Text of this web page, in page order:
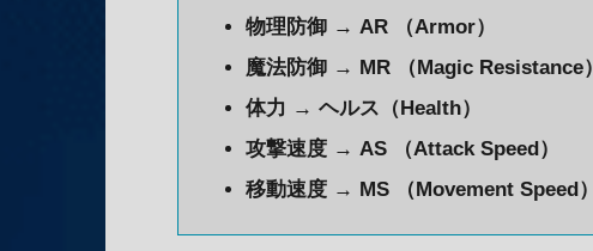
物理防御 → AR （Armor）
魔法防御 → MR （Magic Resistance）
体力 → ヘルス（Health）
攻撃速度 → AS （Attack Speed）
移動速度 → MS （Movement Speed）